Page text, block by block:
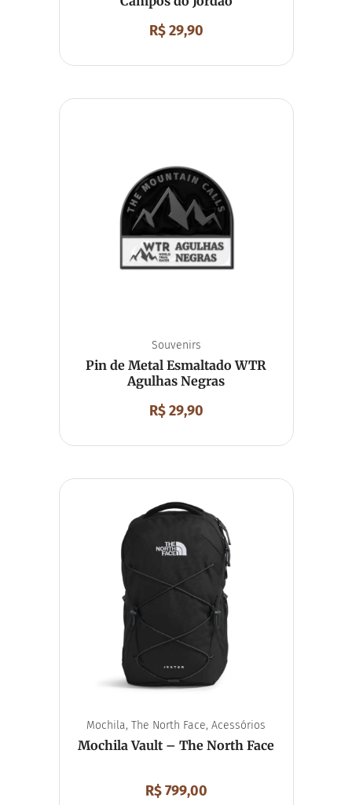
R$29,90
Souvenirs
Pin de Metal Esmaltado WTR
Agulhas Negras
R$29,90
Mochila, The North Face, Acessórios
Mochila Vault – The North Face
R$799,00